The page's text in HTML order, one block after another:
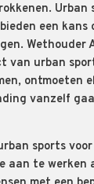
Urban
een kans
Wethouder
van urban
ontmoeten
vanzelf
sports
aan te werken